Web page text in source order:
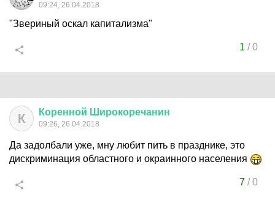
09:24, 26.04.2018
"Звериный оскал капитализма"
1 /0
К Коренной Широкоречанин
09:26, 26.04.2018
Да задолбали уже, мну любит пить в празднике, это
дискриминация областного и окраинного населения
7/0